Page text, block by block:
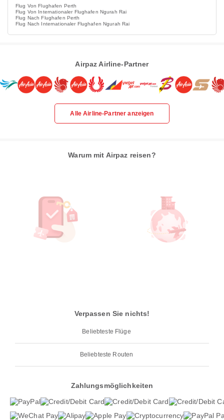
Flug Von Flughafen Perth
Flug Von Internationaler Flughafen Ngurah Rai
Flug Nach Flughafen Perth
Flug Nach Internationaler Flughafen Ngurah Rai
Airpaz Airline-Partner
Alle Airline-Partner anzeigen
Warum mit Airpaz reisen?
Verpassen Sie nichts!
Beliebteste Flüge
Beliebteste Routen
Zahlungsmöglichkeiten